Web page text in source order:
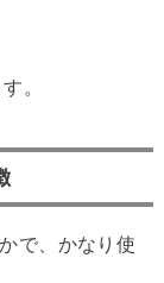
。
で、かなり使